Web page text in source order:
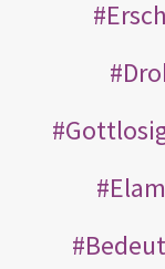
Elam